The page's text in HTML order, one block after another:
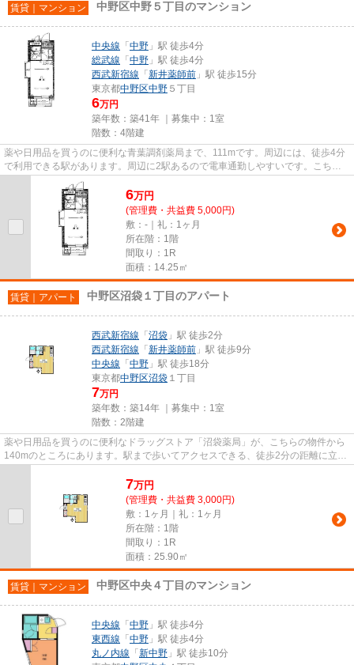
賃貸｜マンション 中野区中野５丁目のマンション
中央線 「 中野 」駅 徒歩4分
総武線 「 中野 」駅 徒歩4分
西武新宿線 「 新井薬師前 」駅 徒歩15分
東京都中野区中野 ５丁目
6万円
築年数：築41年 ｜募集中： 1室
階数：4階建
薬や日用品を買うのに便利な青葉調剤薬局まで、111mです。周辺には、徒歩4分
で利用できる駅があります。周辺に2駅あるので電車通勤しやすいです。こちら
はマンションタイプになります...
6万円
(管理費・共益費 5,000円)
敷：-｜礼：1ヶ月
所在階：1階
間取り：1R
面積：14.25㎡
賃貸｜アパート 中野区沼袋１丁目のアパート
西武新宿線 「 沼袋 」駅 徒歩2分
西武新宿線 「 新井薬師前 」駅 徒歩9分
中央線 「 中野 」駅 徒歩18分
東京都中野区沼袋 １丁目
7万円
築年数：築14年 ｜募集中： 1室
階数：2階建
薬や日用品を買うのに便利なドラッグストア「沼袋薬局」が、こちらの物件から
140mのところにあります。駅まで歩いてアクセスできる、徒歩2分の距離に立地
7万円
(管理費・共益費 3,000円)
敷：1ヶ月｜礼：1ヶ月
所在階：1階
間取り：1R
面積：25.90㎡
賃貸｜マンション 中野区中央４丁目のマンション
中央線 「 中野 」駅 徒歩4分
東西線 「 中野 」駅 徒歩4分
丸ノ内線 「 新中野 」駅 徒歩10分